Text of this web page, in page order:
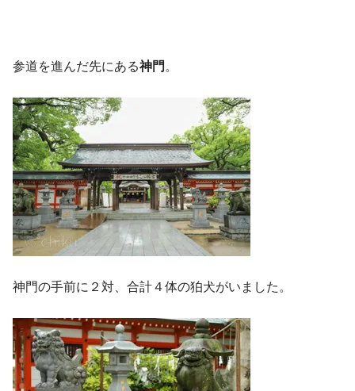
参道を進んだ先にある神門 。
神門の手前に２対、合計４体の狛犬がいました。